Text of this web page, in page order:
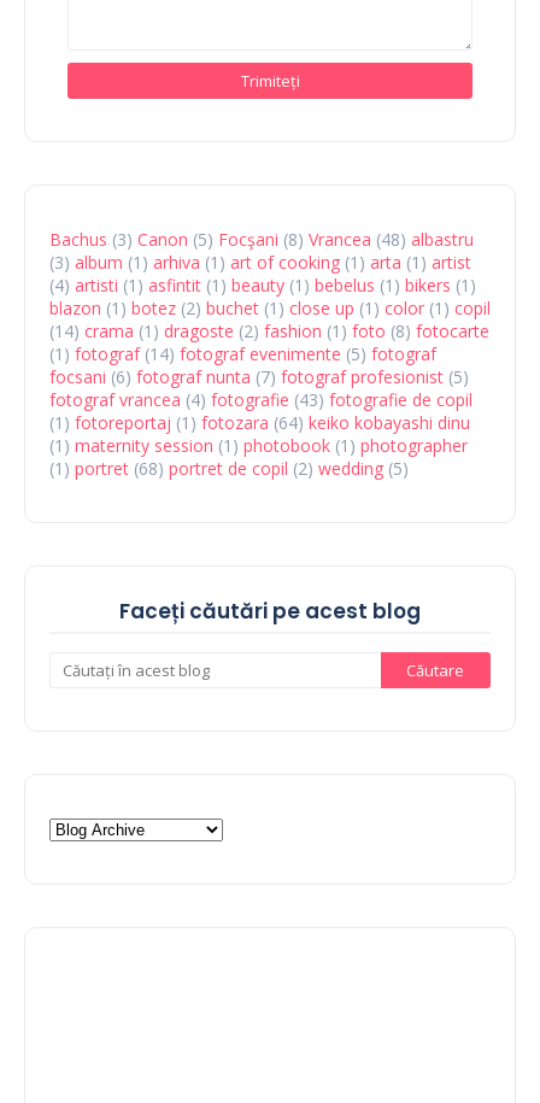
Bachus (3) Canon (5) Focşani (8) Vrancea (48) albastru
(3) album (1) arhiva (1) art of cooking (1) arta (1) artist
(4) artisti (1) asfintit (1) beauty (1) bebelus (1) bikers (1)
blazon (1) botez (2) buchet (1) close up (1) color (1) copil
(14) crama (1) dragoste (2) fashion (1) foto (8) fotocarte
(1) fotograf (14) fotograf evenimente (5) fotograf
focsani (6) fotograf nunta (7) fotograf profesionist (5)
fotograf vrancea (4) fotografie (43) fotografie de copil
(1) fotoreportaj (1) fotozara (64) keiko kobayashi dinu
(1) maternity session (1) photobook (1) photographer
(1) portret (68) portret de copil (2) wedding (5)
Faceți căutări pe acest blog